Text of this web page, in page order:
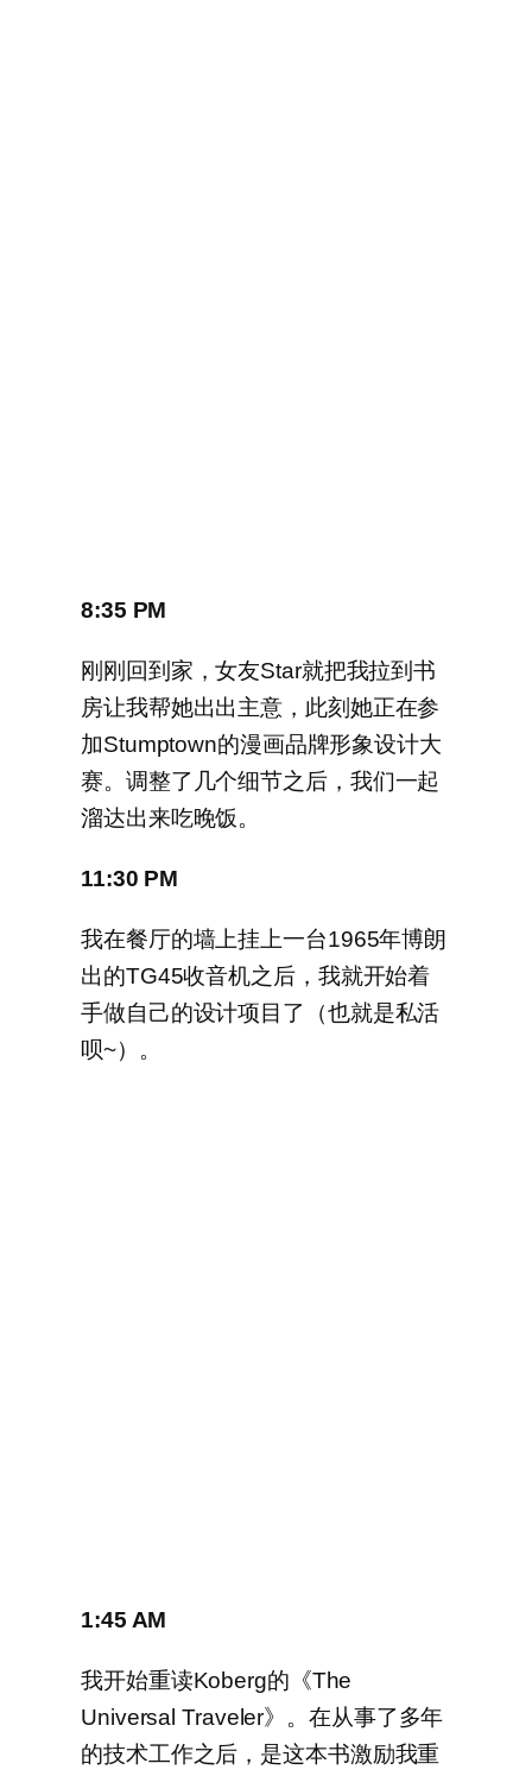
8:35 PM
刚刚回到家，女友Star就把我拉到书
房让我帮她出出主意，此刻她正在参
加Stumptown的漫画品牌形象设计大
赛。调整了几个细节之后，我们一起
溜达出来吃晚饭。
11:30 PM
我在餐厅的墙上挂上一台1965年博朗
出的TG45收音机之后，我就开始着
手做自己的设计项目了（也就是私活
呗~）。
1:45 AM
我开始重读Koberg的《The
Universal Traveler》。在从事了多年
的技术工作之后，是这本书激励我重